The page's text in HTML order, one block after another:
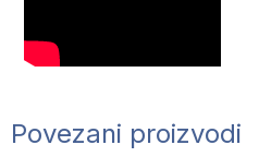
Povezani proizvodi